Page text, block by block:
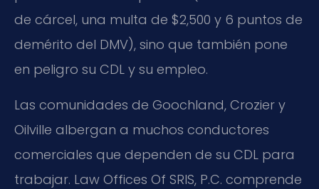
de cárcel, una multa de $2,500 y 6 puntos de
demérito del DMV), sino que también pone
en peligro su CDL y su empleo.
Las comunidades de Goochland, Crozier y
Oilville albergan a muchos conductores
comerciales que dependen de su CDL para
trabajar. Law Offices Of SRIS, P.C. comprende